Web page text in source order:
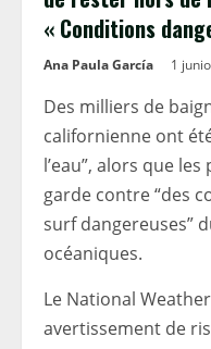
« Conditions
Ana Paula García 1
Des milliers de
californienne ont
l’eau”, alors que
garde contre “des
surf dangereuses”
océaniques.
Le National
avertissement de